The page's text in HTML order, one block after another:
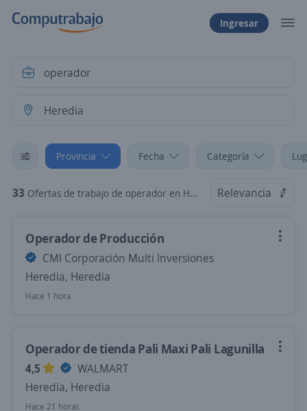
Ingresar
Provincia Fecha Categoría
33 Ofertas de trabajo de operador en Heredia Relevancia
Operador de Producción
CMI Corporación Multi Inversiones
Heredia, Heredia
Hace 1 hora
Operador de tienda Pali Maxi Pali Lagunilla
4,5
WALMART
Heredia, Heredia
Hace 21 horas